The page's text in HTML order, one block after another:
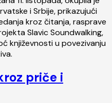
i Srbije, prikazujući
kroz čitanja, rasprave
Slavic Soundwalking,
književnosti u povezivanju
priče i